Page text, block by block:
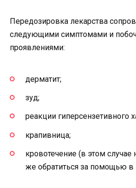
Передозировка лекарства
следующими симптомами и
проявлениями:
дерматит;
зуд;
реакции гиперсензетивного
крапивница;
кровотечение (в этом случае
же обратиться за помощью